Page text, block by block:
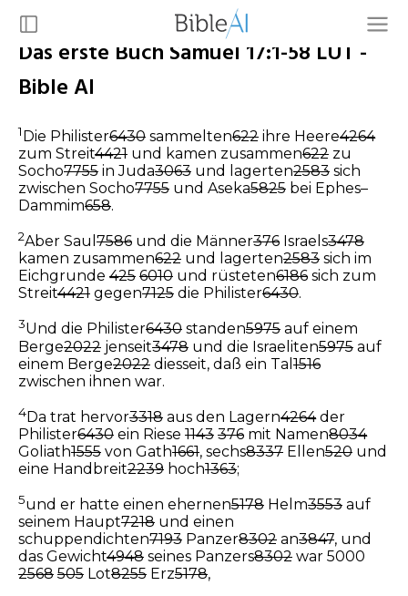
Das erste Buch Samuel 17:1-58 LUT -
Bible AI
1Die Philister6430 sammelten622 ihre Heere4264
zum Streit4421 und kamen zusammen622 zu
Socho7755 in Juda3063 und lagerten2583 sich
zwischen Socho7755 und Aseka5825 bei Ephes–
Dammim658.
2Aber Saul 7586 und die Männer376 Israels3478
kamen zusammen622 und lagerten2583 sich im
Eichgrunde 425 6010 und rüsteten6186 sich zum
Streit4421 gegen7125 die Philister6430.
3Und die Philister6430 standen5975 auf einem
Berge2022 jenseit3478 und die Israeliten5975 auf
einem Berge2022 diesseit, daß ein Tal 1516
zwischen ihnen war.
4Da trat hervor3318 aus den Lagern4264der
Philister6430 ein Riese 1143 376 mit Namen8034
Goliath1555 von Gath1661, sechs8337 Ellen520 und
eine Handbreit2239 hoch1363;
5und er hatte einen ehernen5178 Helm3553 auf
seinem Haupt7218 und einen
schuppendichten7193 Panzer8302 an3847, und
das Gewicht4948 seines Panzers8302 war 5000
2568 505 Lot8255 Erz5178,